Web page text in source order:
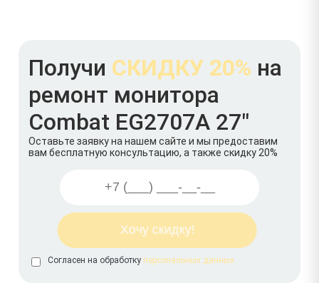
Получи СКИДКУ 20% на
ремонт монитора
Combat EG2707A 27"
Оставьте заявку на нашем сайте и мы предоставим
вам бесплатную консультацию, а также скидку 20%
Согласен на обработку персональных данных